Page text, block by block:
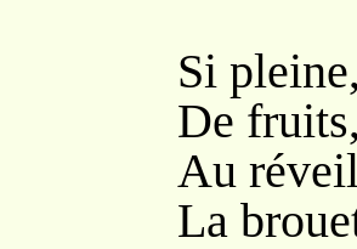
Si
De
Au
La